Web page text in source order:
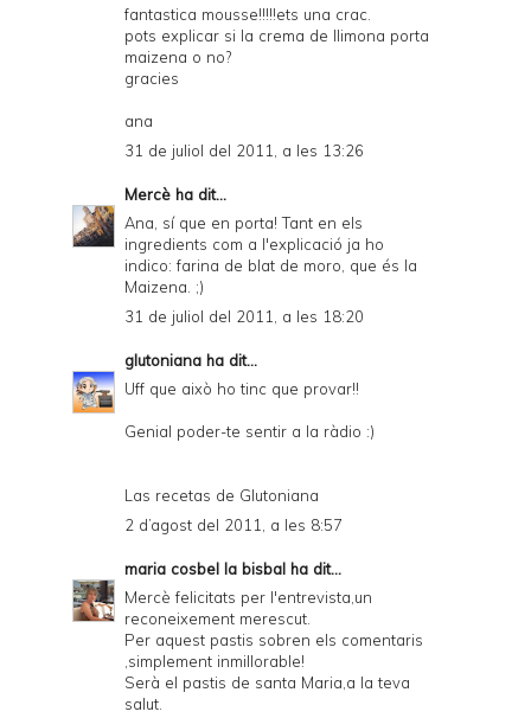
fantastica mousse!!!!!ets una crac.
pots explicar si la crema de llimona porta
maizena o no?
gracies
ana
31 de juliol del 2011, a les 13:26
Mercè ha dit...
Ana, sí que en porta! Tant en els
ingredients com a l'explicació ja ho
indico: farina de blat de moro, que és la
Maizena. ;)
31 de juliol del 2011, a les 18:20
glutoniana ha dit...
Uff que això ho tinc que provar!!
Genial poder-te sentir a la ràdio :)
Las recetas de Glutoniana
2 d’agost del 2011, a les 8:57
maria cosbel la bisbal ha dit...
Mercè felicitats per l'entrevista,un
reconeixement merescut.
Per aquest pastis sobren els comentaris
,simplement inmillorable!
Serà el pastis de santa Maria,a la teva
salut.